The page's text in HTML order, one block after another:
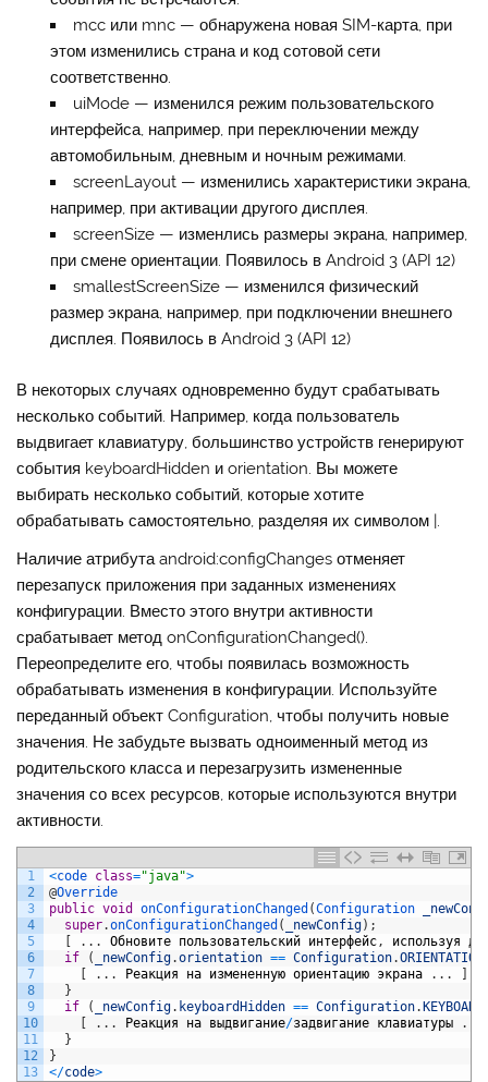
mccили mnc— обнаружена новая SIM-карта, при
этом изменились страна и код сотовой сети
соответственно.
uiMode— изменился режим пользовательского
интерфейса, например, при переключении между
автомобильным, дневным и ночным режимами.
screenLayout— изменились характеристики экрана,
например, при активации другого дисплея.
screenSize— изменлись размеры экрана, например,
при смене ориентации. Появилось в Android 3 (API 12)
smallestScreenSize— изменился физический
размер экрана, например, при подключении внешнего
дисплея. Появилось в Android 3 (API 12)
В некоторых случаях одновременно будут срабатывать
несколько событий. Например, когда пользователь
выдвигает клавиатуру, большинство устройств генерируют
события keyboardHidden иorientation. Вы можете
выбирать несколько событий, которые хотите
обрабатывать самостоятельно, разделяя их символом |.
Наличие атрибута android:configChanges отменяет
перезапуск приложения при заданных изменениях
конфигурации. Вместо этого внутри активности
срабатывает методonConfigurationChanged().
Переопределите его, чтобы появилась возможность
обрабатывать изменения в конфигурации. Используйте
переданный объектConfiguration, чтобы получить новые
значения. Не забудьте вызвать одноименный метод из
родительского класса и перезагрузить измененные
значения со всех ресурсов, которые используются внутри
активности.
1
2
3
4
5
6
7
8
9
10
11
12
13
<code class="java">
@Override
public void onConfigurationChanged (Configuration
super.onConfigurationChanged ( _newConfig) ;
. . . Обновите пользовательский интерфейс, используя
if
( _newConfig.orientation == Configuration.
. . . Реакция на измененную ориентацию экрана . . .
}
if
( _newConfig. keyboardHidden == Configuration.
. . . Реакция на выдвигание/задвигание клавиатуры .
}
}
</code>